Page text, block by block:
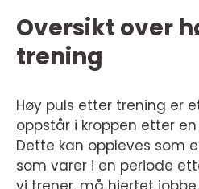
Oversikt over
trening
Høy puls etter trening er
oppstår i kroppen etter
Dette kan oppleves som
som varer i en periode